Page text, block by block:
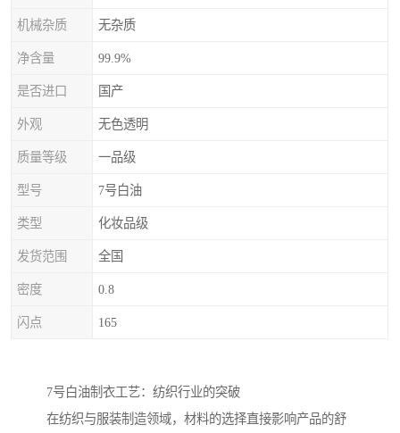
机械杂质 无杂质
净含量 99.9%
是否进口 国产
外观 无色透明
质量等级 一品级
型号 7号白油
类型 化妆品级
发货范围 全国
密度 0.8
闪点 165
7号白油制衣工艺：纺织行业的突破
在纺织与服装制造领域，材料的选择直接影响产品的舒